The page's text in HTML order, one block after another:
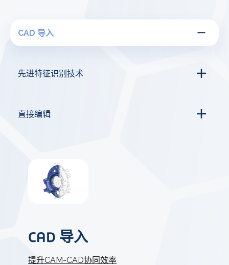
CAD 导入
先进特征识别技术
直接编辑
CAD 导入
提升CAM-CAD协同效率